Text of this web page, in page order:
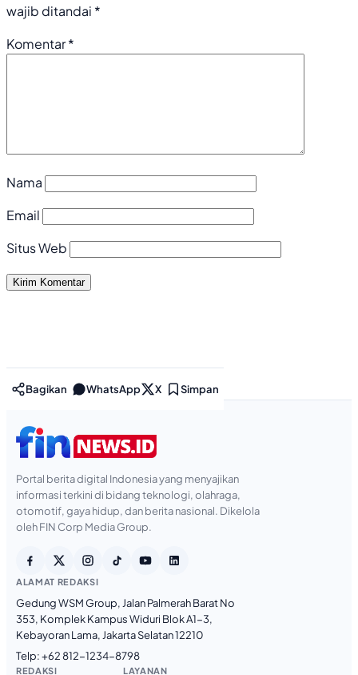
wajib ditandai *
Komentar*
Nama
Email
Situs Web
Bagikan WhatsApp X Simpan
Portal berita digital Indonesia yang menyajikan
informasi terkini di bidang teknologi, olahraga,
otomotif, gaya hidup, dan berita nasional. Dikelola
oleh FIN Corp Media Group.
ALAMAT REDAKSI
Gedung WSM Group, Jalan Palmerah Barat No
353, Komplek Kampus Widuri Blok A1-3,
Kebayoran Lama, Jakarta Selatan 12210
Telp:+62 812-1234-8798
REDAKSI LAYANAN